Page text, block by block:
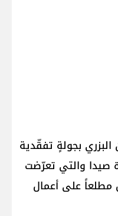
البزري بجولةٍ تفقّدية
صيدا والتي تعرّضت
مطلعاً على أعمال